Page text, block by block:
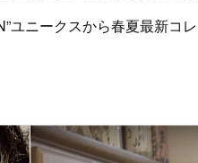
ユニークスから春夏最新コ